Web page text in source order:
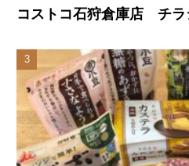
コストコ石狩倉庫店 チラ